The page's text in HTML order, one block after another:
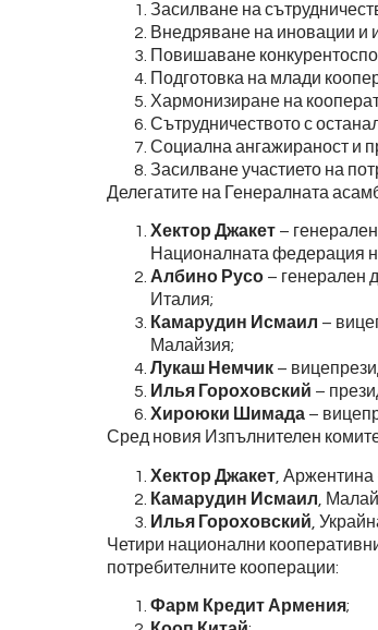
Засилване на
Внедряване на иновации и
Повишаване
Подготовка на млади
Хармонизиране на
Сътрудничеството с
Социална ангажираност и
Засилване участието на
Делегатите на Генералната
Хектор Джакет–
Националната федерация
Албино Русо– генерален
Италия;
Камарудин Исмаил –
Малайзия;
Лукаш Немчик–
Илья Гороховский –
Хироюки Шимада–
Сред новия Изпълнителен
Хектор Джакет, Аржентина
Камарудин Исмаил ,
Илья Гороховский ,
Четири национални
потребителните кооперации:
Фарм Кредит Армения;